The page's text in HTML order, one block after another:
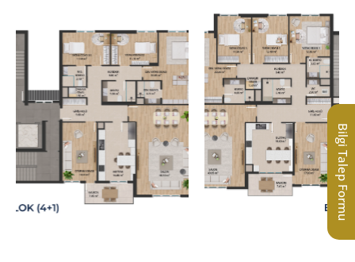
Bilgi Talep Formu